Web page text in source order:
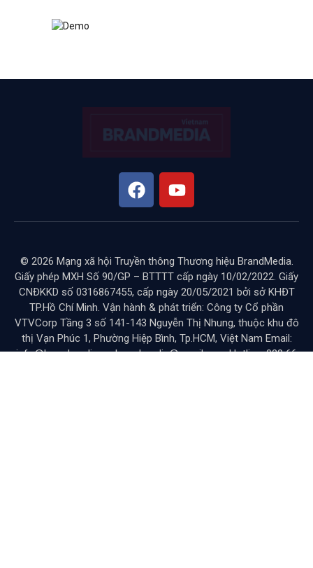
© 2026 Mạng xã hội Truyền thông Thương hiệu BrandMedia.
Giấy phép MXH Số 90/GP – BTTTT cấp ngày 10/02/2022. Giấy
CNĐKKD số 0316867455, cấp ngày 20/05/2021 bởi sở KHĐT
TP.Hồ Chí Minh. Vận hành & phát triển: Công ty Cổ phần
VTVCorp Tầng 3 số 141-143 Nguyễn Thị Nhung, thuộc khu đô
thị Vạn Phúc 1, Phường Hiệp Bình, Tp.HCM, Việt Nam Email:
info@brandmedia.vn; brandmedia@gmail.com Hotline: 028 66